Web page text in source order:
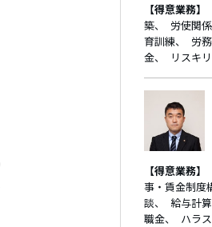
【得意業務】
築
労使関係
育訓練
労
金
リスキ
【得意業務】
事・賃金制度
談
給与計算
職金
ハラ